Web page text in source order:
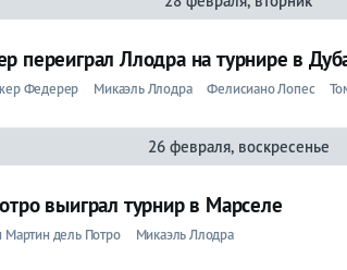
переиграл Ллодра на турнире в
Федерер Микаэль Ллодра Фелисиано Лопес
26 февраля, воскресенье
выиграл турнир в Марселе
Мартин дель Потро Микаэль Ллодра